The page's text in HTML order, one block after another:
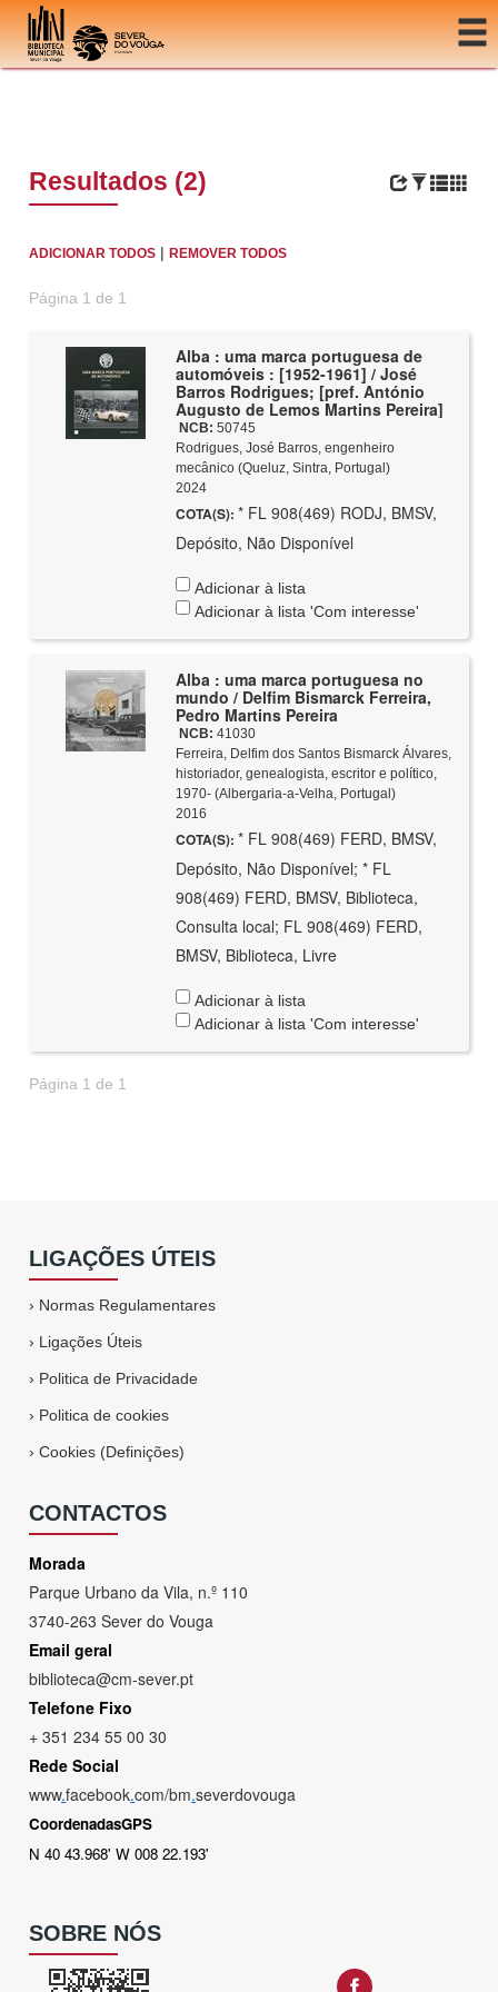
Ir para o conteúdo
Resultados (2)
ADICIONAR TODOS |REMOVER TODOS
Página 1 de 1
Alba : uma marca portuguesa de
automóveis : [1952-1961] / José
Barros Rodrigues; [pref. António
Augusto de Lemos Martins Pereira]
NCB: 50745
Rodrigues, José Barros, engenheiro
mecânico (Queluz, Sintra, Portugal)
2024
COTA(S): * FL 908(469) RODJ, BMSV,
Depósito, Não Disponível
Adicionar à lista
Adicionar à lista 'Com interesse'
Alba : uma marca portuguesa no
mundo / Delfim Bismarck Ferreira,
Pedro Martins Pereira
NCB: 41030
Ferreira, Delfim dos Santos Bismarck Álvares,
historiador, genealogista, escritor e político,
1970- (Albergaria-a-Velha, Portugal)
2016
COTA(S): * FL 908(469) FERD, BMSV,
Depósito, Não Disponível; * FL
908(469) FERD, BMSV, Biblioteca,
Consulta local; FL 908(469) FERD,
BMSV, Biblioteca, Livre
Adicionar à lista
Adicionar à lista 'Com interesse'
Página 1 de 1
LIGAÇÕES ÚTEIS
› Normas Regulamentares
› Ligações Úteis
› Politica de Privacidade
› Politica de cookies
›Cookies (Definições)
CONTACTOS
Morada
Parque Urbano da Vila, n.º 110
3740-263 Sever do Vouga
Email geral
biblioteca@cm-sever.pt
Telefone Fixo
+ 351 234 55 00 30
Rede Social
www.facebook.com/bm.severdovouga
CoordenadasGPS
N 40 43.968' W 008 22.193'
SOBRE NÓS